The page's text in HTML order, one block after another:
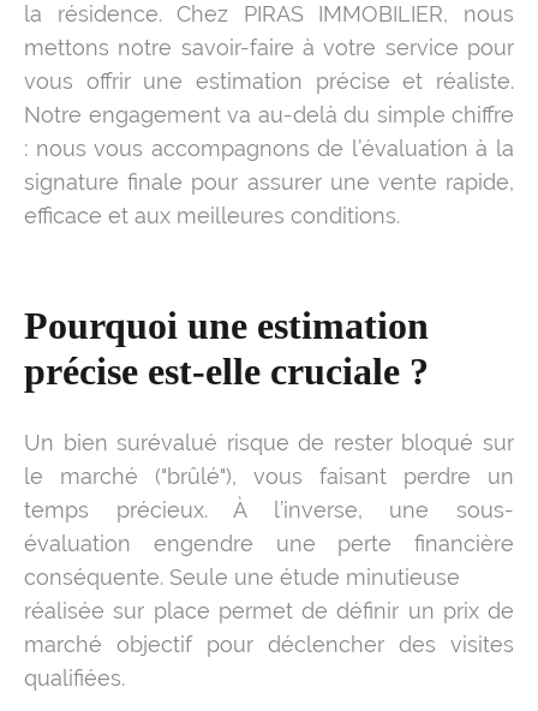
la résidence. Chez PIRAS IMMOBILIER, nous
mettons notre savoir-faire à votre service pour
vous offrir une estimation précise et réaliste.
Notre engagement va au-delà du simple chiffre
: nous vous accompagnons de l’évaluation à la
signature finale pour assurer une vente rapide,
efficace et aux meilleures conditions.
Pourquoi une estimation
précise est-elle cruciale ?
Un bien surévalué risque de rester bloqué sur
le marché ("brûlé"), vous faisant perdre un
temps précieux. À l’inverse, une sous-
évaluation engendre une perte financière
conséquente. Seule une étude minutieuse
réalisée sur place permet de définir un prix de
marché objectif pour déclencher des visites
qualifiées.